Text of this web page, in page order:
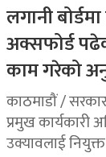
लगानी
अक्सफोर्ड
काम गरेको
काठमाडौं /
प्रमुख कार्यकारी
उक्यावलाई